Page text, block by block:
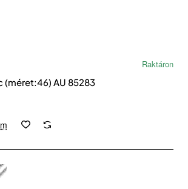
Raktáron
(méret:46) AU 85283